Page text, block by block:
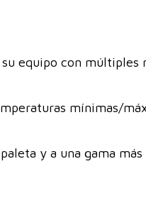
equipo con
mínimas/
y a una gama